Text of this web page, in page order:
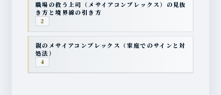
職場の救う上司（メサイアコンプレックス）の見抜
き方と境界線の引き方
2
親のメサイアコンプレックス（家庭でのサインと対
処法）
4